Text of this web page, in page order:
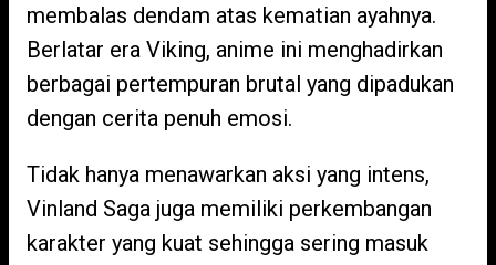
membalas dendam atas kematian ayahnya.
Berlatar era Viking, anime ini menghadirkan
berbagai pertempuran brutal yang dipadukan
dengan cerita penuh emosi.
Tidak hanya menawarkan aksi yang intens,
Vinland Saga juga memiliki perkembangan
karakter yang kuat sehingga sering masuk